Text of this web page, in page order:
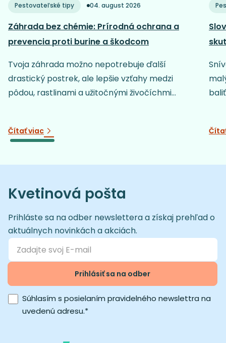
Pestovateľské tipy 04. august 2026
Záhrada bez chémie: Prírodná ochrana a
prevencia proti burine a škodcom
Tvoja záhrada možno nepotrebuje ďalší
drastický postrek, ale lepšie vzťahy medzi
pôdou, rastlinami a užitočnými živočíchmi...
Čítať viac
Kvetinová pošta
Prihláste sa na odber newslettera a získaj prehľad o
aktuálnych novinkách a akciách.
Prihlásiť sa na odber
Súhlasím s posielaním pravidelného newslettra na
uvedenú adresu.*